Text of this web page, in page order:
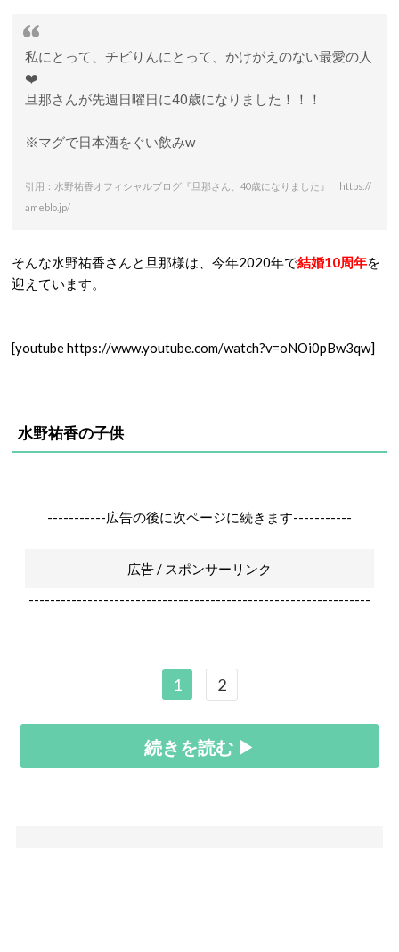
私にとって、チビりんにとって、かけがえのない最愛の人
❤️
旦那さんが先週日曜日に40歳になりました！！！
※マグで日本酒をぐい飲みw
引用：水野祐香オフィシャルブログ『旦那さん、40歳になりました』 https://
ameblo.jp/
そんな水野祐香さんと旦那様は、今年2020年で結婚10周年を
迎えています。
[youtube https://www.youtube.com/watch?v=oNOi0pBw3qw]
水野祐香の子供
-----------広告の後に次ページに続きます-----------
広告 / スポンサーリンク
----------------------------------------------------------------
1 2
続きを読む ▶